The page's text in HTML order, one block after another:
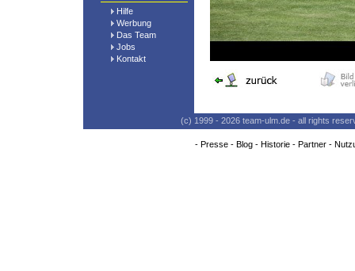
Hilfe
Werbung
Das Team
Jobs
Kontakt
(c) 1999 - 2026 team-ulm.de - all rights
- Presse- Blog- Historie- Partner-